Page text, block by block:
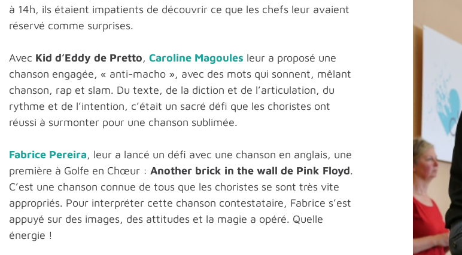
à 14h, ils étaient impatients de découvrir ce que les chefs leur avaient
réservé comme surprises.
Avec Kid d’Eddy de Pretto, Caroline Magoules leur a proposé une
chanson engagée, « anti-macho », avec des mots qui sonnent, mêlant
chanson, rap et slam. Du texte, de la diction et de l’articulation, du
rythme et de l’intention, c’était un sacré défi que les choristes ont
réussi à surmonter pour une chanson sublimée.
Fabrice Pereira, leur a lancé un défi avec une chanson en anglais, une
première à Golfe en Chœur : Another brick in the wall de Pink Floyd.
C’est une chanson connue de tous que les choristes se sont très vite
appropriés. Pour interpréter cette chanson contestataire, Fabrice s’est
appuyé sur des images, des attitudes et la magie a opéré. Quelle
énergie !